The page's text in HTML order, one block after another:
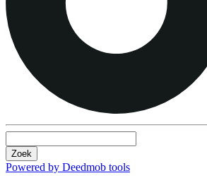
Zoek
Powered by Deedmob tools